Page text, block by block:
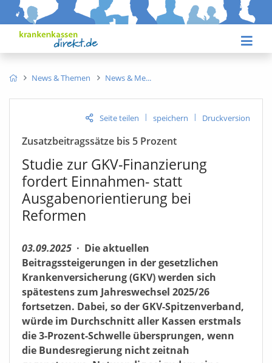
News & Themen News & Me
Seite teilen | speichern | Druckversion
Zusatzbeitragssätze bis 5 Prozent
Studie zur GKV-Finanzierung
fordert Einnahmen- statt
Ausgabenorientierung bei
Reformen
03.09.2025 · Die aktuellen
Beitragssteigerungen in der gesetzlichen
Krankenversicherung (GKV) werden sich
spätestens zum Jahreswechsel 2025/26
fortsetzen. Dabei, so der GKV-Spitzenverband,
würde im Durchschnitt aller Kassen erstmals
die 3-Prozent-Schwelle übersprungen, wenn
die Bundesregierung nicht zeitnah